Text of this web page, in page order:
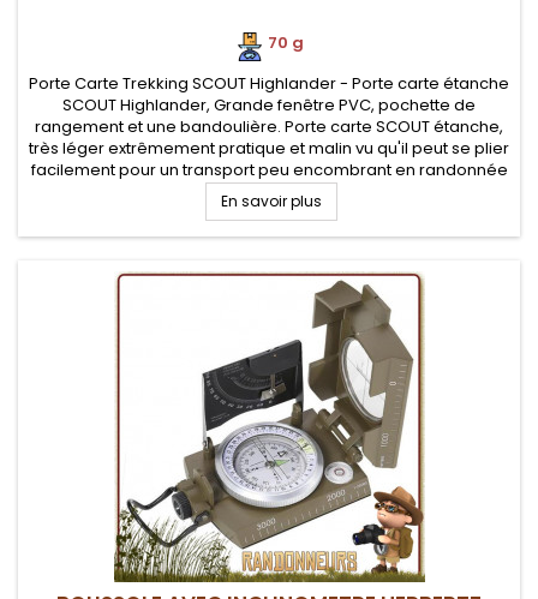
70 g
Porte Carte Trekking SCOUT Highlander - Porte carte étanche
SCOUT Highlander, Grande fenêtre PVC, pochette de
rangement et une bandoulière. Porte carte SCOUT étanche,
très léger extrêmement pratique et malin vu qu'il peut se plier
facilement pour un transport peu encombrant en randonnée
légère.
En savoir plus